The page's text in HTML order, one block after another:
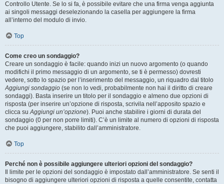
Controllo Utente. Se lo si fa, è possibile evitare che una firma venga aggiunta
ai singoli messaggi deselezionando la casella per aggiungere la firma
all’interno del modulo di invio.
Top
Come creo un sondaggio?
Creare un sondaggio è facile: quando inizi un nuovo argomento (o quando
modifichi il primo messaggio di un argomento, se ti è permesso) dovresti
vedere, sotto lo spazio per l’inserimento del messaggio, un riquadro dal titolo
Aggiungi sondaggio (se non lo vedi, probabilmente non hai il diritto di creare
sondaggi). Basta inserire un titolo per il sondaggio e almeno due opzioni di
risposta (per inserire un’opzione di risposta, scrivila nell’apposito spazio e
clicca suAggiungi un’opzione). Puoi anche stabilire i giorni di durata del
sondaggio (0 per non porre limiti). C’è un limite al numero di opzioni di risposta
che puoi aggiungere, stabilito dall’amministratore.
Top
Perché non è possibile aggiungere ulteriori opzioni del sondaggio?
Il limite per le opzioni del sondaggio è impostato dall’amministratore. Se senti il
bisogno di aggiungere ulteriori opzioni di risposta a quelle consentite, contatta